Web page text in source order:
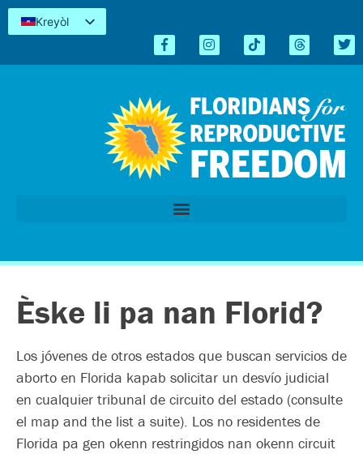
Kreyòl
Español
Èske li pa nan Florid?
Los jóvenes de otros estados que buscan servicios de
aborto en Florida kapab solicitar un desvío judicial
en cualquier tribunal de circuito del estado (consulte
el map and the list a suite). Los no residentes de
Florida pa gen okenn restringidos nan okenn circuit